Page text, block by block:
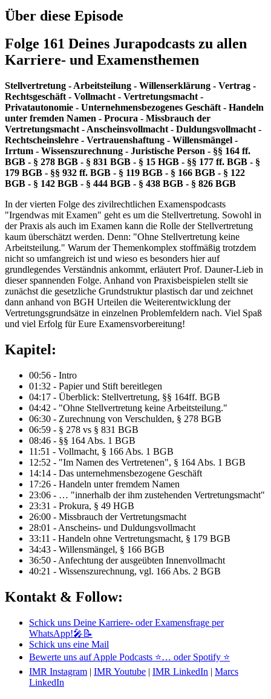
Über diese Episode
Folge 161 Deines Jurapodcasts zu allen
Karriere- und Examensthemen
Stellvertretung - Arbeitsteilung - Willenserklärung - Vertrag -
Rechtsgeschäft - Vollmacht - Vertretungsmacht -
Privatautonomie - Unternehmensbezogenes Geschäft - Handeln
unter fremden Namen - Procura - Missbrauch der
Vertretungsmacht - Anscheinsvollmacht - Duldungsvollmacht -
Rechtscheinslehre - Vertrauenshaftung - Willensmängel -
Irrtum - Wissenszurechnung - Juristische Person - §§ 164 ff.
BGB - § 278 BGB - § 831 BGB - § 15 HGB - §§ 177 ff. BGB - §
179 BGB - §§ 932 ff. BGB - § 119 BGB - § 166 BGB - § 122
BGB - § 142 BGB - § 444 BGB - § 438 BGB - § 826 BGB
In der vierten Folge des zivilrechtlichen Examenspodcasts
"Irgendwas mit Examen" geht es um die Stellvertretung. Sowohl in
der Praxis als auch im Examen kann die Rolle der Stellvertretung
kaum überschätzt werden. Denn: "Ohne Stellvertretung keine
Arbeitsteilung." Warum der Themenkomplex stoffmäßig trotzdem
nicht so umfangreich ist und wieso es besonders hier auf
grundlegendes Verständnis ankommt, erläutert Prof. Dauner-Lieb in
dieser spannenden Folge. Anhand von Praxisbeispielen stellt sie
zunächst die gesetzliche Grundstruktur plastisch dar und zeichnet
dann anhand von BGH Urteilen die Weiterentwicklung der
Vertretungsgrundsätze in einzelnen Problemfeldern nach. Viel Spaß
und viel Erfolg für Eure Examensvorbereitung!
Kapitel:
00:56 - Intro
01:32 - Papier und Stift bereitlegen
04:17 - Überblick: Stellvertretung, §§ 164ff. BGB
04:42 - "Ohne Stellvertretung keine Arbeitsteilung."
06:30 - Zurechnung von Verschulden, § 278 BGB
06:59 - § 278 vs § 831 BGB
08:46 - §§ 164 Abs. 1 BGB
11:51 - Vollmacht, § 166 Abs. 1 BGB
12:52 - "Im Namen des Vertretenen", § 164 Abs. 1 BGB
14:14 - Das unternehmensbezogene Geschäft
17:26 - Handeln unter fremdem Namen
23:06 - … "innerhalb der ihm zustehenden Vertretungsmacht"
23:31 - Prokura, § 49 HGB
26:00 - Missbrauch der Vertretungsmacht
28:01 - Anscheins- und Duldungsvollmacht
33:11 - Handeln ohne Vertretungsmacht, § 179 BGB
34:43 - Willensmängel, § 166 BGB
36:50 - Anfechtung der ausgeübten Innenvollmacht
40:21 - Wissenszurechnung, vgl. 166 Abs. 2 BGB
Kontakt & Follow:
Schick uns Deine Karriere- oder Examensfrage per
WhatsApp!🎤📝
Schick uns eine Mail
Bewerte uns auf Apple Podcasts ⭐… oder Spotify ⭐
IMR Instagram | IMR Youtube | IMR LinkedIn | Marcs
LinkedIn